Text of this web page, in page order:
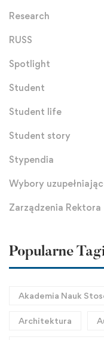
Research
RUSS
Spotlight
Student
Student life
Student story
Stypendia
Wybory
Zarządzenia Rektora
Popularne
Akademia Nauk
Architektura